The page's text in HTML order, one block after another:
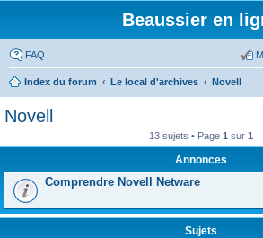
Beaussier en
FAQ
Index du forum Le local d'archives Novell
Novell
13 sujets • Page 1 sur 1
Annonces
Comprendre Novell Netware
Sujets